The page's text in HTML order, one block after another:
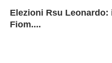
Elezioni Rsu
Fiom....